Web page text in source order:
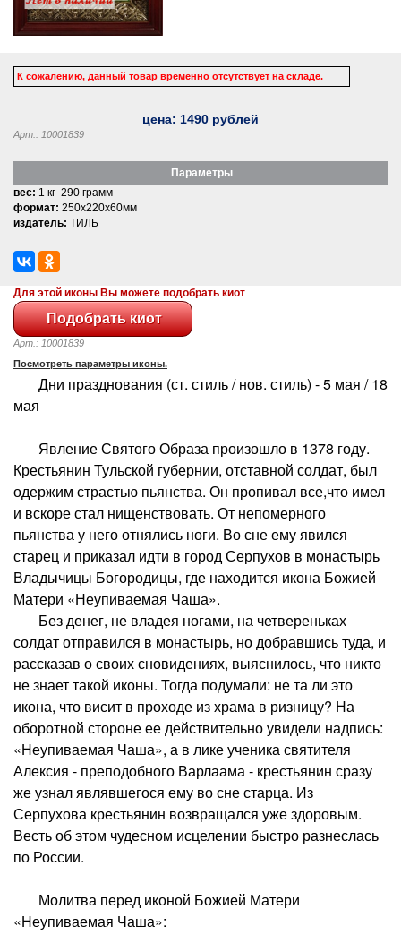
К сожалению, данный товар временно отсутствует на складе.
цена: 1490 рублей
Арт.: 10001839
Параметры
вес: 1 кг 290 грамм
формат: 250x220x60мм
издатель: ТИЛЬ
Для этой иконы Вы можете подобрать киот
Арт.: 10001839
Посмотреть параметры иконы.
Дни празднования (ст. стиль / нов. стиль) - 5 мая / 18
мая
Явление Святого Образа произошло в 1378 году.
Крестьянин Тульской губернии, отставной солдат, был
одержим страстью пьянства. Он пропивал все,что имел
и вскоре стал нищенствовать. От непомерного
пьянства у него отнялись ноги. Во сне ему явился
старец и приказал идти в город Серпухов в монастырь
Владычицы Богородицы, где находится икона Божией
Матери «Неупиваемая Чаша».
Без денег, не владея ногами, на четвереньках
солдат отправился в монастырь, но добравшись туда, и
рассказав о своих сновидениях, выяснилось, что никто
не знает такой иконы. Тогда подумали: не та ли это
икона, что висит в проходе из храма в ризницу? На
оборотной стороне ее действительно увидели надпись:
«Неупиваемая Чаша», а в лике ученика святителя
Алексия - преподобного Варлаама - крестьянин сразу
же узнал являвшегося ему во сне старца. Из
Серпухова крестьянин возвращался уже здоровым.
Весть об этом чудесном исцелении быстро разнеслась
по России.
Молитва перед иконой Божией Матери
«Неупиваемая Чаша»: